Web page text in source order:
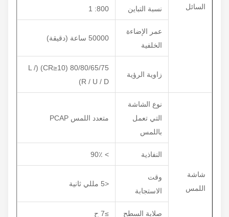
السائل نسبة التباين
عمر الإضاءة
الخلفية
50000 ساعة (دقيقة)
زاوية الرؤية
80/80/65/75 (CR≥10) (L /
R / U / D)
شاشة
اللمس
نوع الشاشة
التي تعمل
باللمس
متعدد اللمس PCAP
النفاذية
الاستجابة
صلابة السطح ≥7 ح